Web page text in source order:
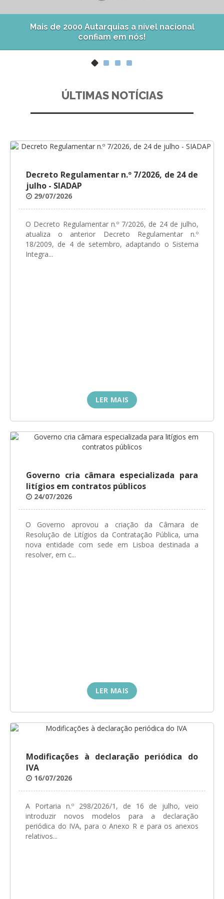
GESContPública
GESDenúncia
GESDocumental
GESFaturação
GESMarcação
GESSocial
GESVencimento
GESViaturasAbandonadas
Portal da Freguesia
Submeter SAFT
Mais de 2000 Autarquias a nível nacional
confiam em nós!
ÚLTIMAS NOTÍCIAS
Decreto Regulamentar n.º 7/2026, de 24 de
julho - SIADAP
29/07/2026
O Decreto Regulamentar n.º 7/2026, de 24 de julho,
atualiza o anterior Decreto Regulamentar n.º
18/2009, de 4 de setembro, adaptando o Sistema
Integra...
LER MAIS
Governo cria câmara especializada para
litígios em contratos públicos
24/07/2026
O Governo aprovou a criação da Câmara de
Resolução de Litígios da Contratação Pública, uma
nova entidade com sede em Lisboa destinada a
resolver, em c...
LER MAIS
Modificações à declaração periódica do
IVA
16/07/2026
A Portaria n.º 298/2026/1, de 16 de julho, veio
introduzir novos modelos para a declaração
periódica do IVA, para o Anexo R e para os anexos
relativos...